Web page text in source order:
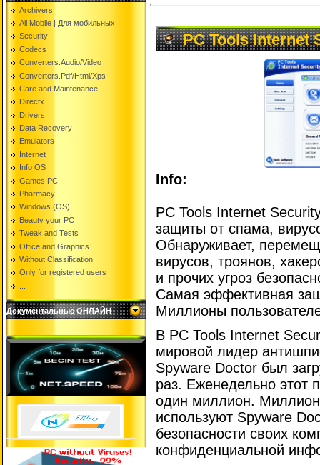
Archivers
All Mobile | Для мобильных
Security
Codecs
Converters.Audio/Video
Converters.Pdf/Html/Xps
Care and Maintenance
Directx
Drivers
Data Recovery
Emulators
Internet
Info OS
Games PC
Pharmacy
Windows (OS)
Beauty your PC
Tweak and Tests
Office and Graphics
Without Classification
Only for registered users
Документальные ОНЛАЙН
PC Tools Internet
Info:
PC Tools Internet
защиты от спама,
Обнаруживает,
вирусов, троянов,
и прочих угроз
Самая эффективная
Миллионы
В PC Tools Internet
мировой лидер
Spyware Doctor был
раз. Еженедельно этот
один миллион.
используют Spyware
безопасности своих
конфиденциальной